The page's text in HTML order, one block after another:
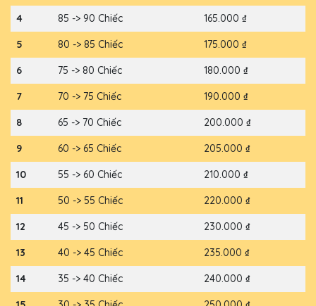
4 85 -> 90 Chiếc 165.000 ₫
5 80 -> 85 Chiếc 175.000 ₫
6 75 -> 80 Chiếc 180.000 ₫
7 70 -> 75 Chiếc 190.000 ₫
8 65 -> 70 Chiếc 200.000 ₫
9 60 -> 65 Chiếc 205.000 ₫
10 55 -> 60 Chiếc 210.000 ₫
11 50 -> 55 Chiếc 220.000 ₫
12 45 -> 50 Chiếc 230.000 ₫
13 40 -> 45 Chiếc 235.000 ₫
14 35 -> 40 Chiếc 240.000 ₫